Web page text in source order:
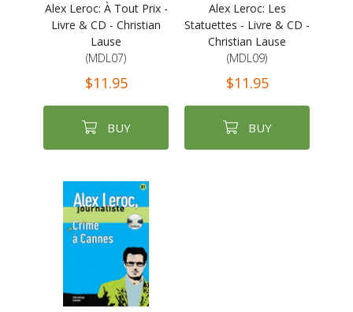
Alex Leroc: À Tout Prix -
Livre & CD - Christian
Lause
(MDL07)
$11.95
BUY
Alex Leroc: Les
Statuettes - Livre & CD -
Christian Lause
(MDL09)
$11.95
BUY